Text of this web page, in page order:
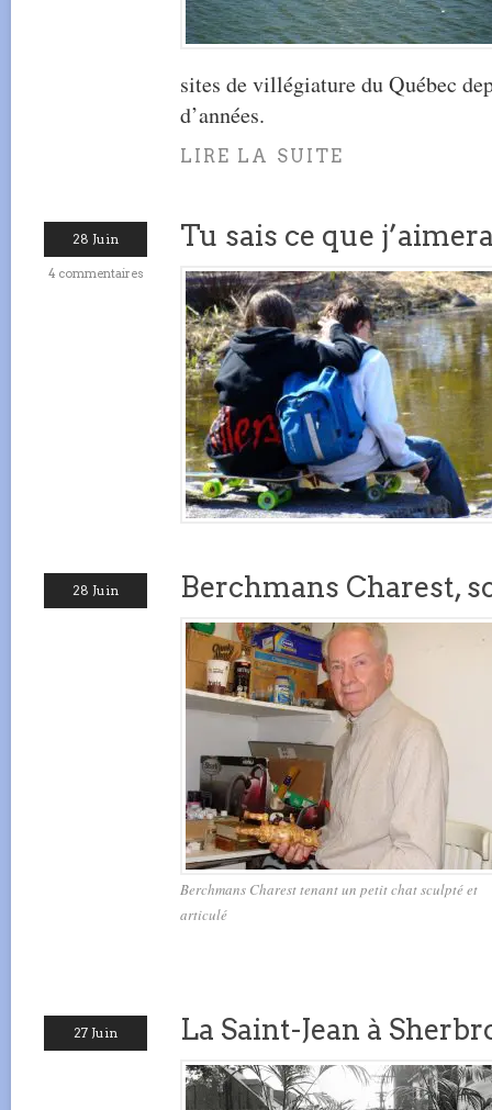
sites de villégiature du Québec
d’années.
LIRE LA SUITE
28 Juin
4 commentaires
Tu sais ce que
28 Juin Berchmans Charest,
Berchmans Charest tenant un petit chat sculpté et
articulé
27 Juin La Saint-Jean à